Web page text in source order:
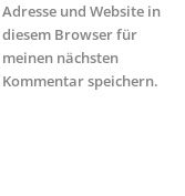
Adresse und Website in
diesem Browser für
meinen nächsten
Kommentar speichern.